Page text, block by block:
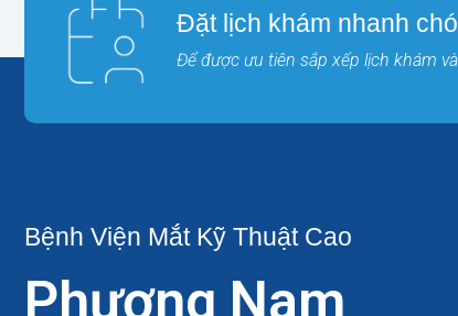
Đặt lịch khám nhanh
Để được ưu tiên sắp xếp lịch khám
Bệnh Viện Mắt Kỹ Thuật Cao
Phương Nam